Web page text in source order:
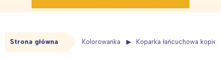
Strona główna Kolorowanka Koparka łańcuchowa kopie